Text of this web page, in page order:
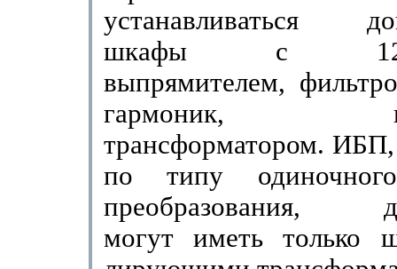
устанавли­ваться
шкафы с 12-
выпрямителем,
гармоник,
трансформатором.
по типу
преобразования,
могут иметь